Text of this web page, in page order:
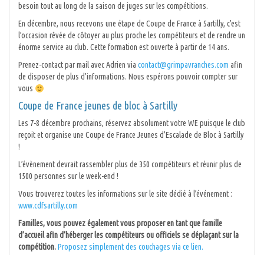
besoin tout au long de la saison de juges sur les compétitions.
En décembre, nous recevons une étape de Coupe de France à Sartilly, c’est
l’occasion rêvée de côtoyer au plus proche les compétiteurs et de rendre un
énorme service au club. Cette formation est ouverte à partir de 14 ans.
Prenez-contact par mail avec Adrien via contact@grimpavranches.com afin
de disposer de plus d’informations. Nous espérons pouvoir compter sur
vous
Coupe de France jeunes de bloc à Sartilly
Les 7-8 décembre prochains, réservez absolument votre WE puisque le club
reçoit et organise une Coupe de France Jeunes d’Escalade de Bloc à Sartilly
!
L’évènement devrait rassembler plus de 350 compétiteurs et réunir plus de
1500 personnes sur le week-end !
Vous trouverez toutes les informations sur le site dédié à l’événement :
www.cdfsartilly.com
Familles, vous pouvez également vous proposer en tant que famille
d’accueil afin d’héberger les compétiteurs ou officiels se déplaçant sur la
compétition.Proposez simplement des couchages via ce lien.